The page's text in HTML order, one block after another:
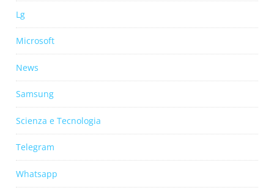
Lg
Microsoft
News
Samsung
Scienza e Tecnologia
Telegram
Whatsapp